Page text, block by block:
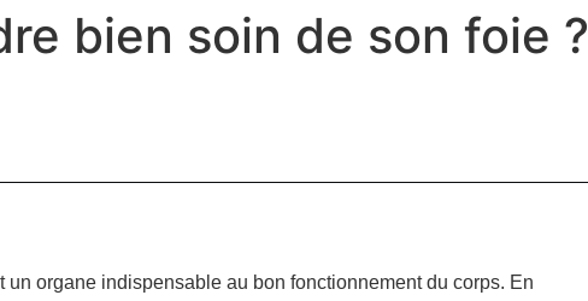
bien soin de son foie ?
organe indispensable au bon fonctionnement du corps. En